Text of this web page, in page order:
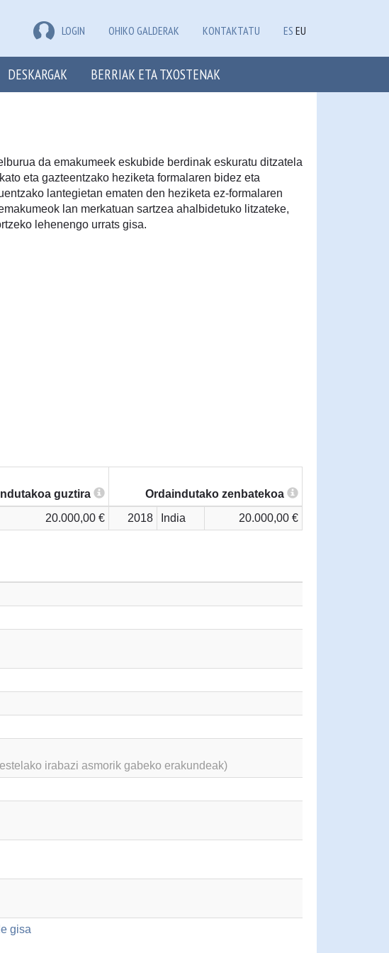
LOGIN OHIKO GALDERAK KONTAKTATU ES EU
DESKARGAK BERRIAK ETA TXOSTENAK
da emakumeek eskubide berdinak eskuratu ditzatela
eta gazteentzako heziketa formalaren bidez eta
lantegietan ematen den heziketa ez-formalaren
lan merkatuan sartzea ahalbidetuko litzateke,
lehenengo urrats gisa.
guztira
Ordaindutako zenbatekoa
20.000,00 € 2018 India 20.000,00 €
irabazi asmorik gabeko erakundeak)
gisa